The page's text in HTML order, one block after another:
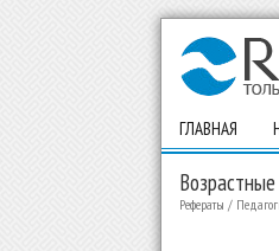
ГЛАВНАЯ
Рефераты /